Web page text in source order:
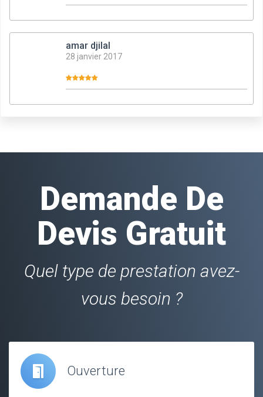
amar djilal
28 janvier 2017
Demande De
Devis Gratuit
Quel type de prestation avez-
vous besoin ?
Ouverture